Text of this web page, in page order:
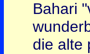
Bahari
die alte